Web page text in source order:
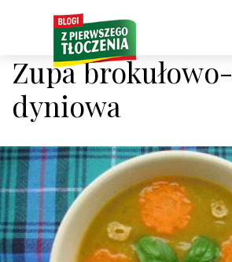
Zupa brokułowo-
dyniowa